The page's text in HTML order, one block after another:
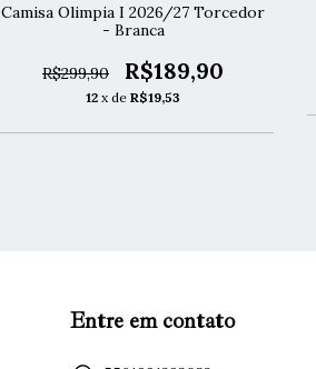
Camisa Olimpia I 2026/27 Torcedor
- Branca
R$299,90 R$189,90
12 x de R$19,53
Entre em contato